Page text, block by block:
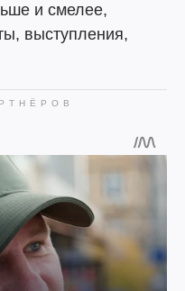
и смелее,
выступления,